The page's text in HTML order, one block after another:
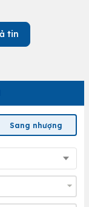
Sang nhượng
tin